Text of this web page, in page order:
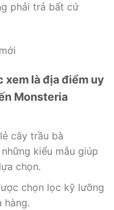
phải trả bất cứ
xem là địa điểm uy
Monsteria
cây trầu bà
kiểu mẫu giúp
chọn.
chọn lọc kỹ lưỡng
hàng.